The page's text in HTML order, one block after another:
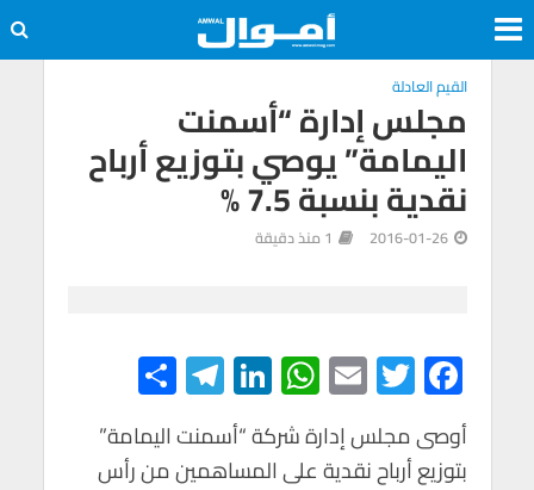
القيم العادلة
مجلس إدارة “أسمنت
اليمامة” يوصي بتوزيع أرباح
نقدية بنسبة 7.5 %
2016-01-26 1 منذ دقيقة
F
ac
e
T
wi
tt
E
m
ail
W
h
at
Li
n
ke
Te
le
gr
h
ar
أوصى مجلس إدارة شركة “أسمنت اليمامة”
بتوزيع أرباح نقدية على المساهمين من رأس